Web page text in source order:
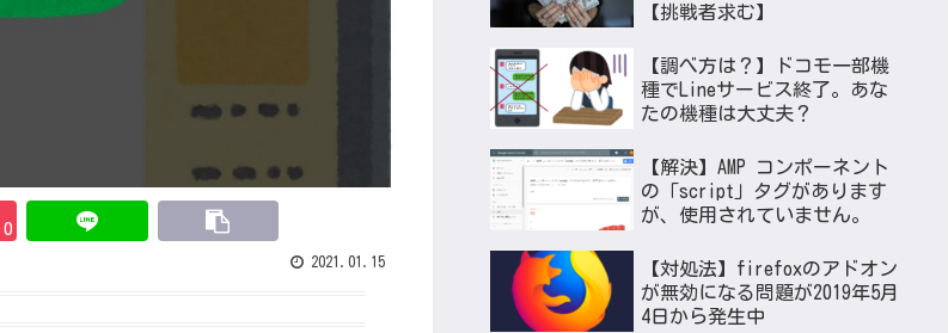
0
2021.01.15
【挑戦者求む】
【調べ方は？】ドコモ一部機
種でLineサービス終了。あな
たの機種は大丈夫？
【解決】AMP コンポーネント
の「script」タグがあります
が、使用されていません。
【対処法】firefoxのアドオン
が無効になる問題が2019年5月
4日から発生中